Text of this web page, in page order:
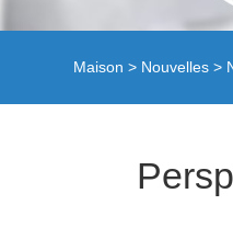
Maison > Nouvelles >